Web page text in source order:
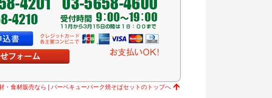
・食材販売なら | バーベキューパーク焼そばセットのトップへ